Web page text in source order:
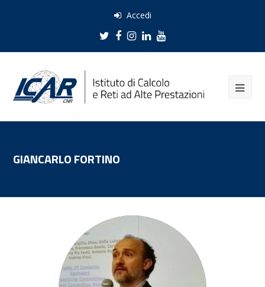
Accedi
Twitter
Facebook
Instagram
LinkedIn
Youtube
GIANCARLO FORTINO